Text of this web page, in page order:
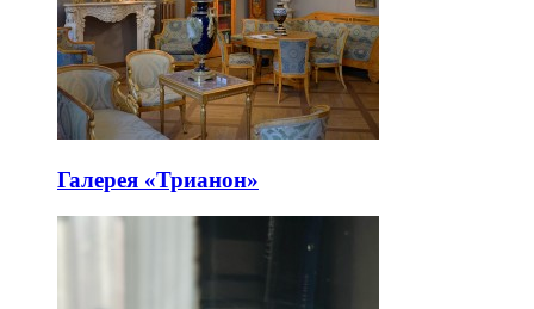
Галерея «Трианон»